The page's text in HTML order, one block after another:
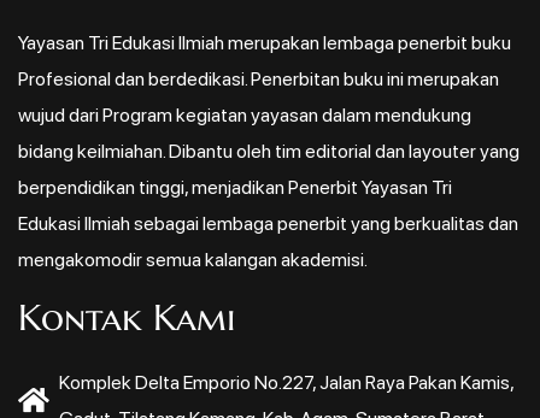
Yayasan Tri Edukasi Ilmiah merupakan lembaga penerbit buku
Profesional dan berdedikasi. Penerbitan buku ini merupakan
wujud dari Program kegiatan yayasan dalam mendukung
bidang keilmiahan. Dibantu oleh tim editorial dan layouter yang
berpendidikan tinggi, menjadikan Penerbit Yayasan Tri
Edukasi Ilmiah sebagai lembaga penerbit yang berkualitas dan
mengakomodir semua kalangan akademisi.
Kontak Kami
Komplek Delta Emporio No.227, Jalan Raya Pakan Kamis,